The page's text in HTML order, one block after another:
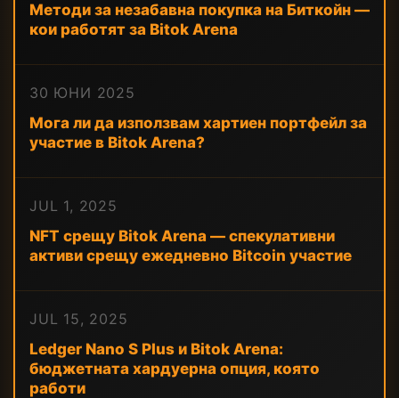
Методи за незабавна покупка на Биткойн —
кои работят за Bitok Arena
30 ЮНИ 2025
Мога ли да използвам хартиен портфейл за
участие в Bitok Arena?
JUL 1, 2025
NFT срещу Bitok Arena — спекулативни
активи срещу ежедневно Bitcoin участие
JUL 15, 2025
Ledger Nano S Plus и Bitok Arena:
бюджетната хардуерна опция, която
работи